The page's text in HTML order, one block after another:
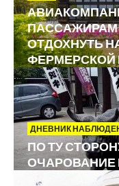
ПАССАЖИРАМ
ОТДОХНУТЬ
ДНЕВНИК
ПО ТУ
ОЧАРОВАНИЕ